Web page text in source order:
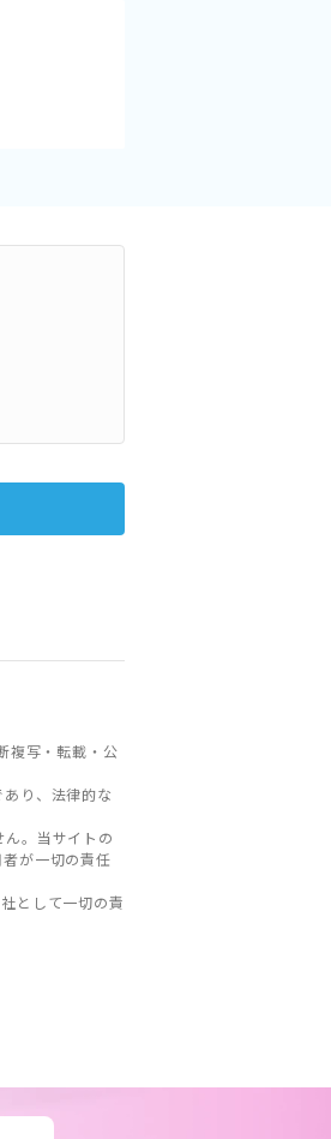
複写・転載・公
り、法律的な
。当サイトの
が一切の責任
として一切の責